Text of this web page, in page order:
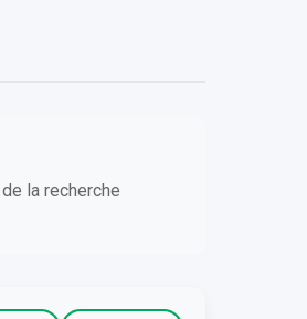
la recherche